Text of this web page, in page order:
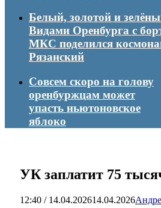
Белый, золотой и
Видами Оренбурга с
МКС поделился
Рязанский
Совсем скоро на голову
оренбуржцам может
упасть ньютоновское
яблоко
УК заплатит 75
12:40 / 14.04.202614.04.2026